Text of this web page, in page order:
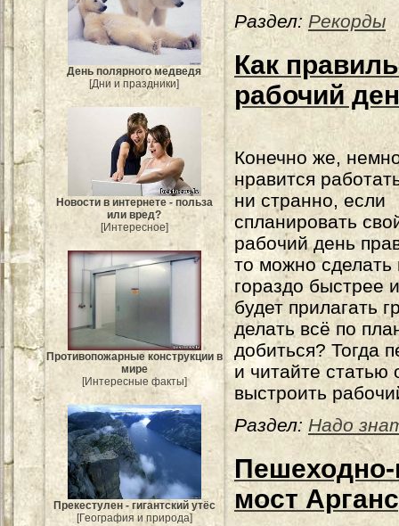
День полярного медведя
[Дни и праздники]
Новости в интернете - польза
или вред?
[Интересное]
Противопожарные конструкции в
мире
[Интересные факты]
Прекестулен - гигантский утёс
[География и природа]
Раздел: Рекорды
Как
рабочий
Конечно же,
нравится
ни странно, если
спланировать
рабочий день
то можно сделать
гораздо быстрее
будет прилагать
делать всё по
добиться? Тогда
и читайте статью
выстроить
Раздел: Надо
мост